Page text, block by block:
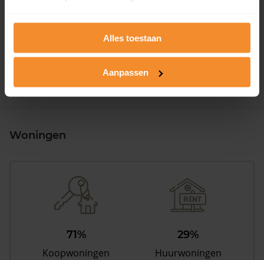
Alles toestaan
Aanpassen
Woonoppervlak Perceel
152 m2
Verkoopdatum
Verkoopprijs
Koopsom opvragen
Woningen
71%
Koopwoningen
29%
Huurwoningen